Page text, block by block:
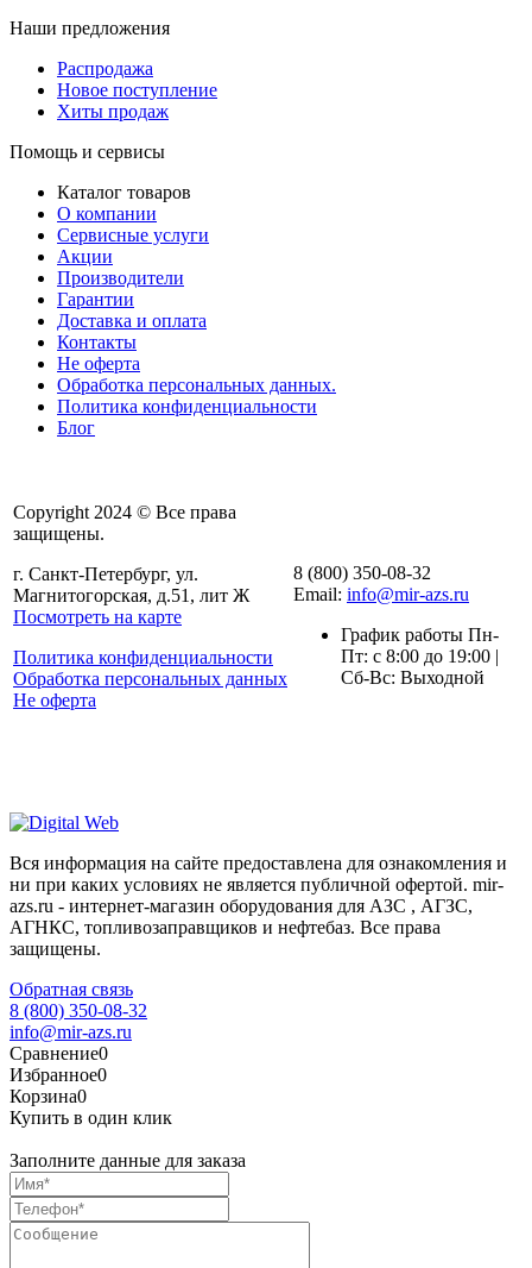
Наши предложения
Распродажа
Новое поступление
Хиты продаж
Помощь и сервисы
Каталог товаров
О компании
Сервисные услуги
Акции
Производители
Гарантии
Доставка и оплата
Контакты
Не оферта
Обработка персональных данных.
Политика конфиденциальности
Блог
Copyright 2024 © Все права
защищены.
г. Санкт-Петербург, ул.
Магнитогорская, д.51, лит Ж
Посмотреть на карте
Политика конфиденциальности
Обработка персональных данных
Не оферта
8 (800) 350-08-32
Email: info@mir-azs.ru
График работы Пн-
Пт: с 8:00 до 19:00 |
Сб-Вс: Выходной
Вся информация на сайте предоставлена для ознакомления и
ни при каких условиях не является публичной офертой. mir-
azs.ru - интернет-магазин оборудования для АЗС , АГЗС,
АГНКС, топливозаправщиков и нефтебаз. Все права
защищены.
Обратная связь
8 (800) 350-08-32
info@mir-azs.ru
Сравнение0
Избранное0
Корзина0
Купить в один клик
Заполните данные для заказа